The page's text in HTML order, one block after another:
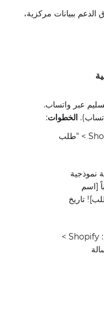
الدعم ببيانات مركزية،
عبر واتساب.
الخطوات:
قم بإنشاء Zap وتعيين المشغل: Shopify > "طلب
نموذجية
[اسم
تاريخ
أضف إجراءً اختياريًا لتحديثات التسليم: Shopify >